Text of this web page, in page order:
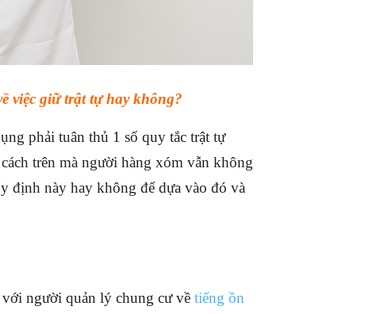
việc giữ trật tự hay không?
phải tuân thủ 1 số quy tắc trật tự
trên mà người hàng xóm vẫn không
định này hay không để dựa vào đó và
người quản lý chung cư về tiếng ồn